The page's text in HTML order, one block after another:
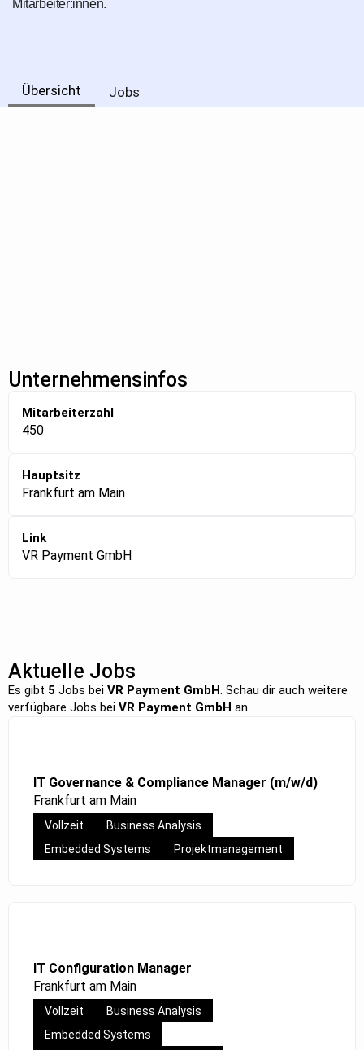
Mitarbeiter:innen.
Übersicht Jobs
Unternehmensinfos
Mitarbeiterzahl
450
Hauptsitz
Frankfurt am Main
Link
VR Payment GmbH
Aktuelle Jobs
Es gibt 5 Jobs bei VR Payment GmbH. Schau dir auch weitere
verfügbare Jobs bei VR Payment GmbH an.
IT Governance & Compliance Manager (m/w/d)
Frankfurt am Main
Vollzeit
Business Analysis
Embedded Systems
Projektmanagement
IT Configuration Manager
Frankfurt am Main
Vollzeit
Business Analysis
Embedded Systems